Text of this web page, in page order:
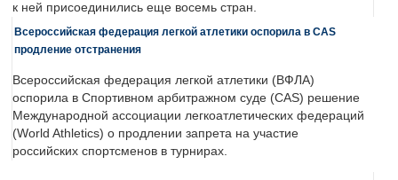
к ней присоединились еще восемь стран.
Всероссийская федерация легкой атлетики оспорила в CAS
продление отстранения
Всероссийская федерация легкой атлетики (ВФЛА)
оспорила в Спортивном арбитражном суде (CAS) решение
Международной ассоциации легкоатлетических федераций
(World Athletics) о продлении запрета на участие
российских спортсменов в турнирах.